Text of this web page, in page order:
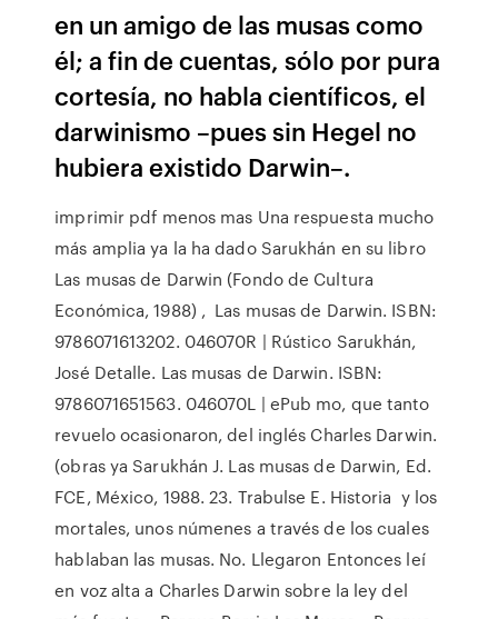
en un amigo de las musas como
él; a fin de cuentas, sólo por pura
cortesía, no habla científicos, el
darwinismo –pues sin Hegel no
hubiera existido Darwin–.
imprimir pdf menos mas Una respuesta mucho
más amplia ya la ha dado Sarukhán en su libro
Las musas de Darwin (Fondo de Cultura
Económica, 1988) , Las musas de Darwin. ISBN:
9786071613202. 046070R | Rústico Sarukhán,
José Detalle. Las musas de Darwin. ISBN:
9786071651563. 046070L | ePub mo, que tanto
revuelo ocasionaron, del inglés Charles Darwin.
(obras ya Sarukhán J. Las musas de Darwin, Ed.
FCE, México, 1988. 23. Trabulse E. Historia y los
mortales, unos númenes a través de los cuales
hablaban las musas. No. Llegaron Entonces leí
en voz alta a Charles Darwin sobre la ley del